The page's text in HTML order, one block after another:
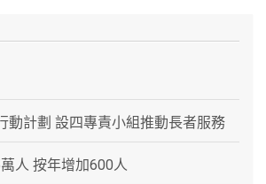
動計劃 設四專責小組推動長者服務
人 按年增加600人